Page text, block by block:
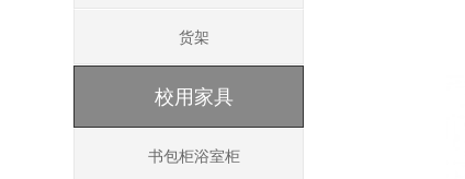
货架
校用家具
书包柜浴室柜